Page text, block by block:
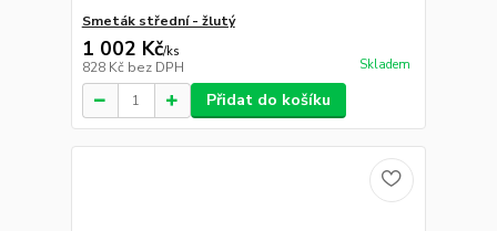
Smeták střední - žlutý
1 002 Kč/ks
828 Kč bez DPH Skladem
Přidat do košíku